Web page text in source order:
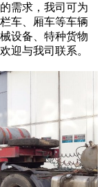
需求，我司可为
车、厢车等车辆
设备、特种货物
迎与我司联系。